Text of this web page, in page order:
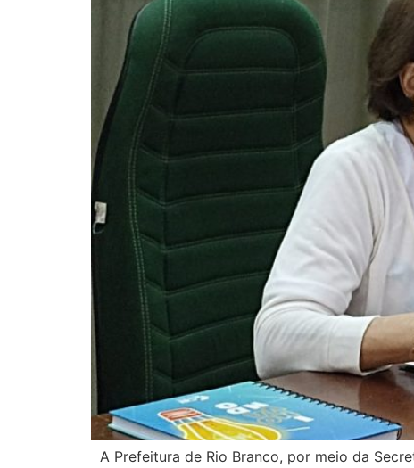
A Prefeitura de Rio Branco, por meio da